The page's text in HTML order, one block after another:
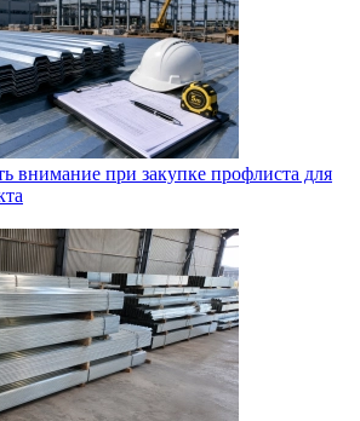
внимание при закупке профлиста для